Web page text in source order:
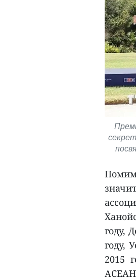
году,
году,
2015
АСЕАН